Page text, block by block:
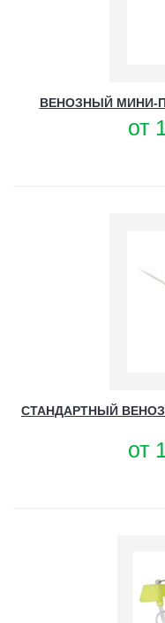
ВЕНОЗНЫЙ МИНИ-
от
СТАНДАРТНЫЙ
от